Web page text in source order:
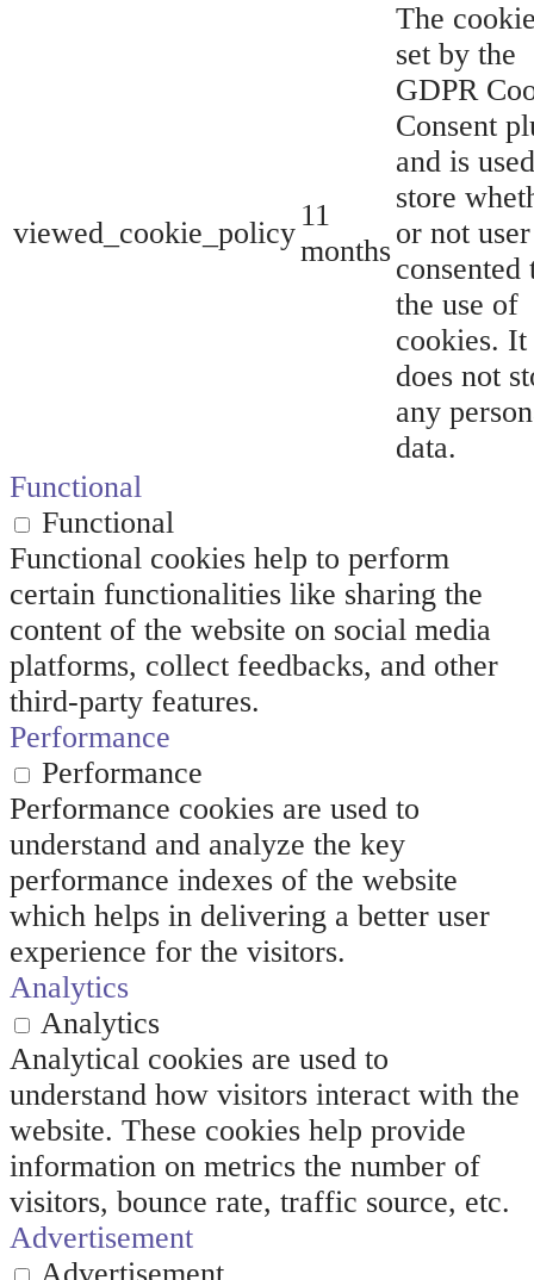
viewed_cookie_policy
11
months
The
set by the
GDPR
Consent
and is
store
or not
consented
the use of
cookies. It
does not
any
data.
Functional
Functional
Functional cookies help to perform
certain functionalities like sharing the
content of the website on social media
platforms, collect feedbacks, and other
third-party features.
Performance
Performance
Performance cookies are used to
understand and analyze the key
performance indexes of the website
which helps in delivering a better user
experience for the visitors.
Analytics
Analytics
Analytical cookies are used to
understand how visitors interact with the
website. These cookies help provide
information on metrics the number of
visitors, bounce rate, traffic source, etc.
Advertisement